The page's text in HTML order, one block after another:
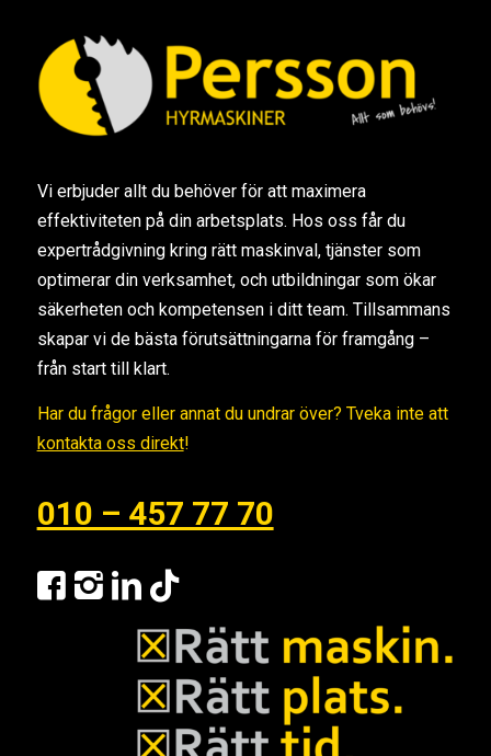
Vi erbjuder allt du behöver för att maximera
effektiviteten på din arbetsplats. Hos oss får du
expertrådgivning kring rätt maskinval, tjänster som
optimerar din verksamhet, och utbildningar som ökar
säkerheten och kompetensen i ditt team. Tillsammans
skapar vi de bästa förutsättningarna för framgång –
från start till klart.
Har du frågor eller annat du undrar över? Tveka inte att
kontakta oss direkt!
010 – 457 77 70